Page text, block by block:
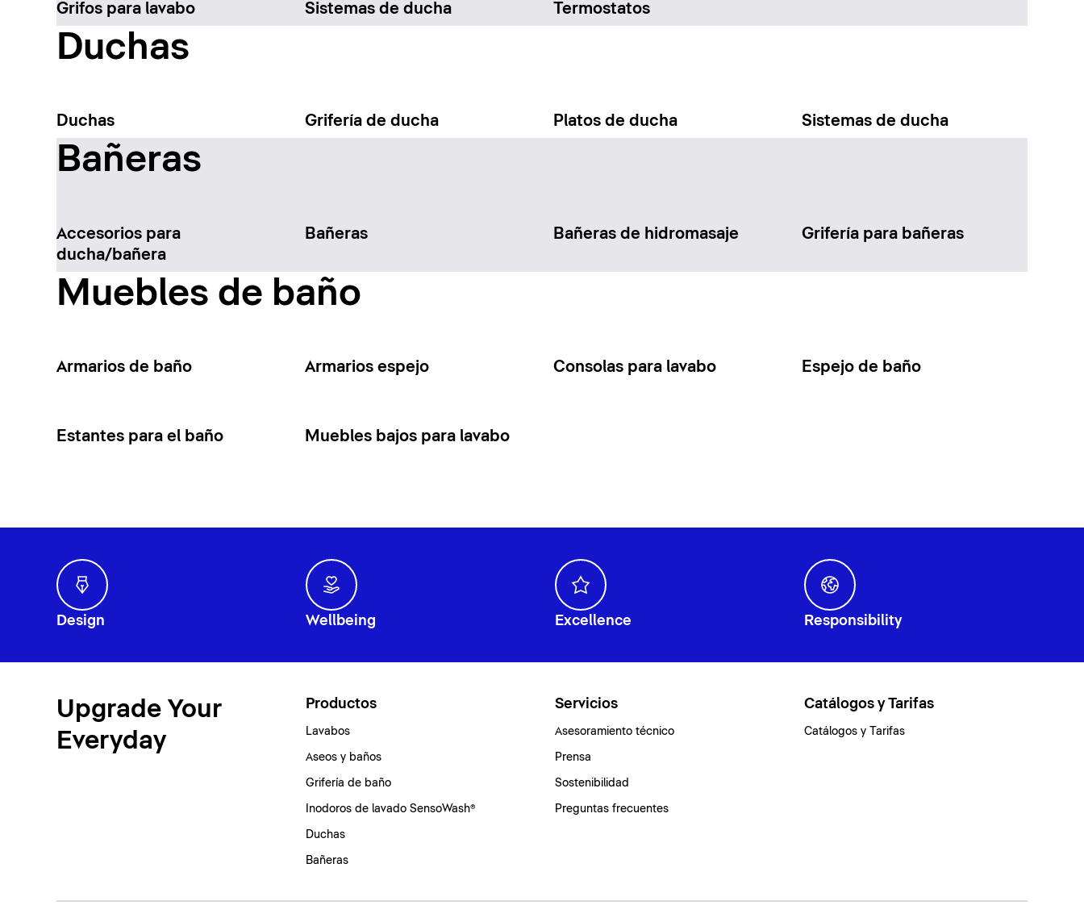
Grifos para lavabo Sistemas de ducha Termostatos
Duchas
Duchas Grifería de ducha Platos de ducha Sistemas de ducha
Bañeras
Accesorios para
ducha/bañera
Bañeras Bañeras de hidromasaje Grifería para bañeras
Muebles de baño
Armarios de baño Armarios espejo Consolas para lavabo Espejo de baño
Estantes para el baño Muebles bajos para lavabo
Design Wellbeing Excellence Responsibility
Upgrade Your
Everyday
Productos
Lavabos
Aseos y baños
Grifería de baño
Inodoros de lavado SensoWash®
Duchas
Bañeras
Servicios
Asesoramiento técnico
Prensa
Sostenibilidad
Preguntas frecuentes
Catálogos y Tarifas
Catálogos y Tarifas